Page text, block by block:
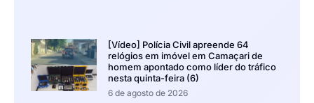
[Vídeo] Polícia Civil apreende 64
relógios em imóvel em Camaçari de
homem apontado como líder do tráfico
nesta quinta-feira (6)
6 de agosto de 2026